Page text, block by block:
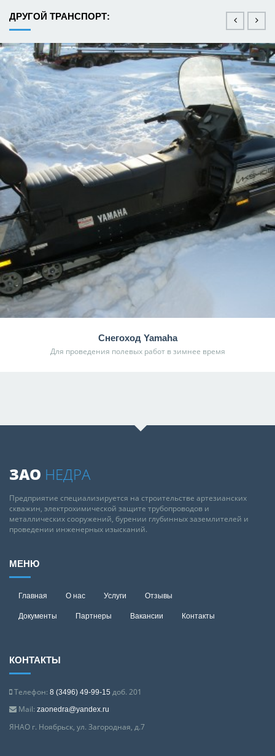
ДРУГОЙ ТРАНСПОРТ:
Снегоход Yamaha
Для проведения полевых работ в зимнее время
ЗАО НЕДРА
Предприятие специализируется на строительстве артезианских
скважин, электрохимической защите трубопроводов и
металлических сооружений, бурении глубинных заземлителей и
проведении инженерных изысканий.
МЕНЮ
Главная О нас Услуги Отзывы
Документы Партнеры Вакансии Контакты
КОНТАКТЫ
Телефон: 8 (3496) 49-99-15 доб. 201
Mail: zaonedra@yandex.ru
ЯНАО г. Ноябрьск, ул. Загородная, д.7